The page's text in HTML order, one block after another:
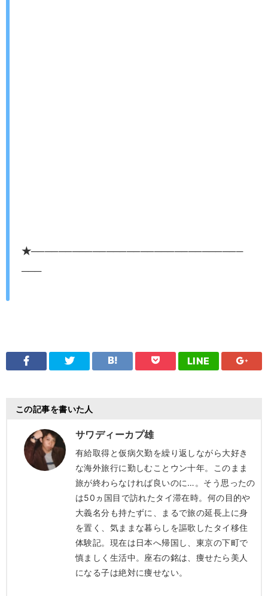
★───────────────────────────────
───
LINE
この記事を書いた人
サワディーカプ雄
有給取得と仮病欠勤を繰り返しながら大好き
な海外旅行に勤しむことウン十年。このまま
旅が終わらなければ良いのに…。そう思ったの
は50ヵ国目で訪れたタイ滞在時。何の目的や
大義名分も持たずに、まるで旅の延長上に身
を置く、気ままな暮らしを謳歌したタイ移住
体験記。現在は日本へ帰国し、東京の下町で
慎ましく生活中。座右の銘は、痩せたら美人
になる子は絶対に痩せない。